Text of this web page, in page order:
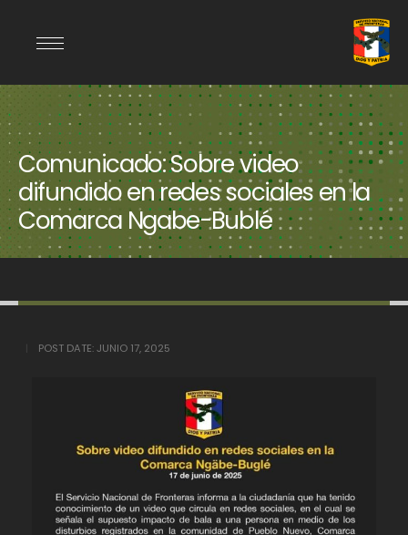
Comunicado: Sobre video
difundido en redes sociales en la
Comarca Ngabe-Bublé
POST DATE:JUNIO 17, 2025